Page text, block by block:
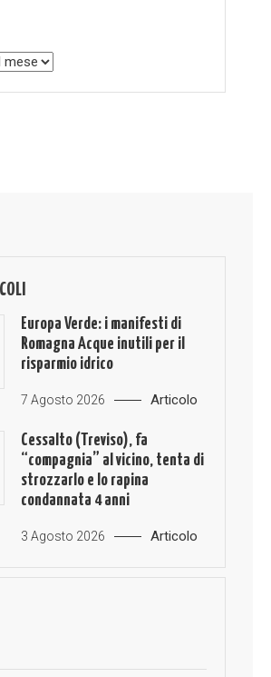
Europa Verde: i manifesti di
Romagna Acque inutili per il
risparmio idrico
7 Agosto 2026 Articolo
Cessalto (Treviso), fa
“compagnia” al vicino, tenta di
strozzarlo e lo rapina
condannata 4 anni
3 Agosto 2026 Articolo